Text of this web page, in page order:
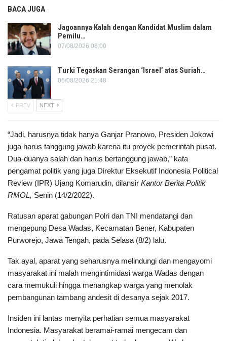
BACA JUGA
Jagoannya Kalah dengan Kandidat Muslim dalam
Pemilu…
07/08/2026 08:00
Turki Tegaskan Serangan ‘Israel’ atas Suriah…
06/08/2026 21:48
PREV NEXT
“Jadi, harusnya tidak hanya Ganjar Pranowo, Presiden Jokowi
juga harus tanggung jawab karena itu proyek pemerintah pusat.
Dua-duanya salah dan harus bertanggung jawab,” kata
pengamat politik yang juga Direktur Eksekutif Indonesia Political
Review (IPR) Ujang Komarudin, dilansir Kantor Berita Politik
RMOL, Senin (14/2/2022).
Ratusan aparat gabungan Polri dan TNI mendatangi dan
mengepung Desa Wadas, Kecamatan Bener, Kabupaten
Purworejo, Jawa Tengah, pada Selasa (8/2) lalu.
Tak ayal, aparat yang seharusnya melindungi dan mengayomi
masyarakat ini malah mengintimidasi warga Wadas dengan
cara memukuli hingga menangkap warga yang menolak
pembangunan tambang andesit di desanya sejak 2017.
Insiden ini lantas menyita perhatian semua masyarakat
Indonesia. Masyarakat beramai-ramai mengecam dan